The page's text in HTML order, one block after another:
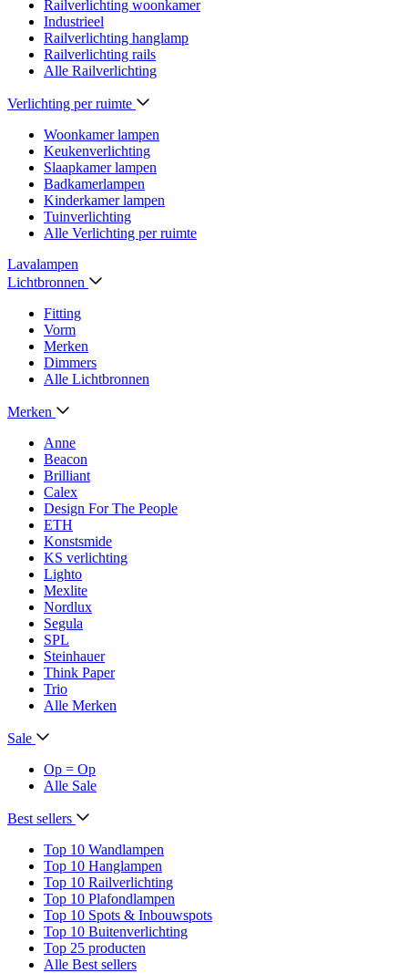
Railverlichting woonkamer
Industrieel
Railverlichting hanglamp
Railverlichting rails
Alle Railverlichting
Verlichting per ruimte
Woonkamer lampen
Keukenverlichting
Slaapkamer lampen
Badkamerlampen
Kinderkamer lampen
Tuinverlichting
Alle Verlichting per ruimte
Lavalampen
Lichtbronnen
Fitting
Vorm
Merken
Dimmers
Alle Lichtbronnen
Merken
Anne
Beacon
Brilliant
Calex
Design For The People
ETH
Konstsmide
KS verlichting
Lighto
Mexlite
Nordlux
Segula
SPL
Steinhauer
Think Paper
Trio
Alle Merken
Sale
Op = Op
Alle Sale
Best sellers
Top 10 Wandlampen
Top 10 Hanglampen
Top 10 Railverlichting
Top 10 Plafondlampen
Top 10 Spots & Inbouwspots
Top 10 Buitenverlichting
Top 25 producten
Alle Best sellers